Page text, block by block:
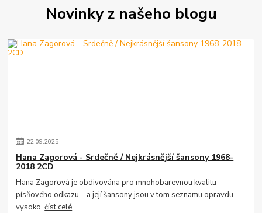
Novinky z našeho blogu
22.09.2025
Hana Zagorová - Srdečně / Nejkrásnější šansony 1968-
2018 2CD
Hana Zagorová je obdivována pro mnohobarevnou kvalitu
písňového odkazu – a její šansony jsou v tom seznamu opravdu
vysoko.číst celé